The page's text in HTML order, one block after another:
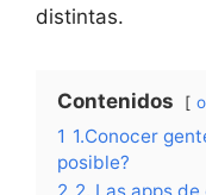
distintas.
Contenidos
1 1.Conocer
posible?